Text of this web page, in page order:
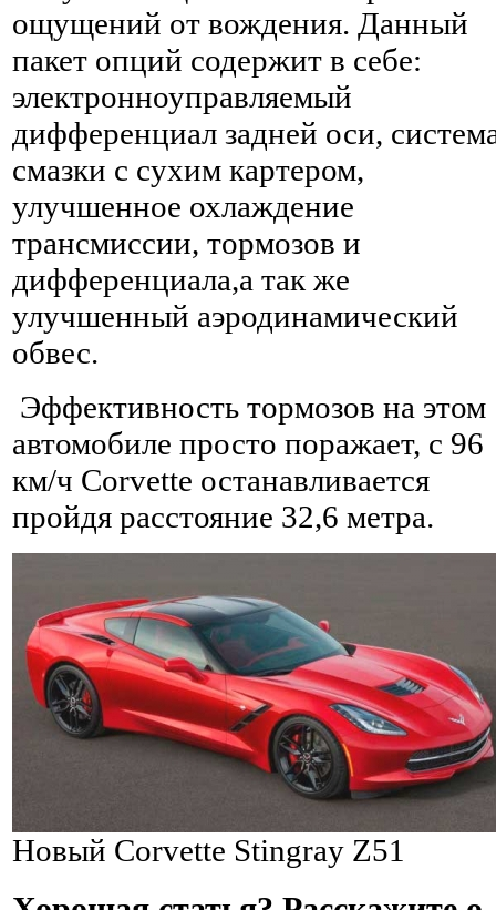
ощущений от вождения. Данный
пакет опций содержит в себе:
электронноуправляемый
дифференциал задней оси,
смазки с сухим картером,
улучшенное охлаждение
трансмиссии, тормозов и
дифференциала,а так же
улучшенный аэродинамический
обвес.
Эффективность тормозов на этом
автомобиле просто поражает, с 96
км/ч Corvette останавливается
пройдя расстояние 32,6 метра.
Новый Corvette Stingray Z51